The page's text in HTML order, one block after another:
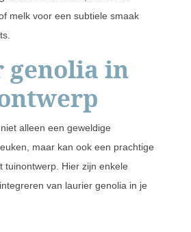
melk voor een subtiele smaak
in
alleen een geweldige
maar kan ook een prachtige
tuinontwerp. Hier zijn enkele
van laurier genolia in je